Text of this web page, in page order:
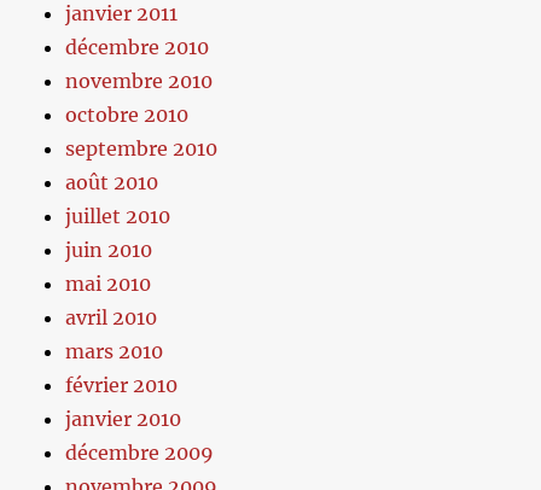
janvier 2011
décembre 2010
novembre 2010
octobre 2010
septembre 2010
août 2010
juillet 2010
juin 2010
mai 2010
avril 2010
mars 2010
février 2010
janvier 2010
décembre 2009